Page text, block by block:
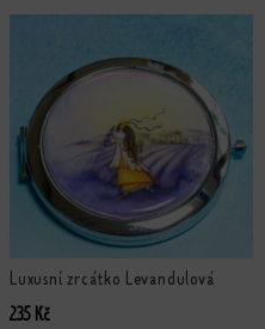
Luxusní zrcátko Levandulová
235 Kč